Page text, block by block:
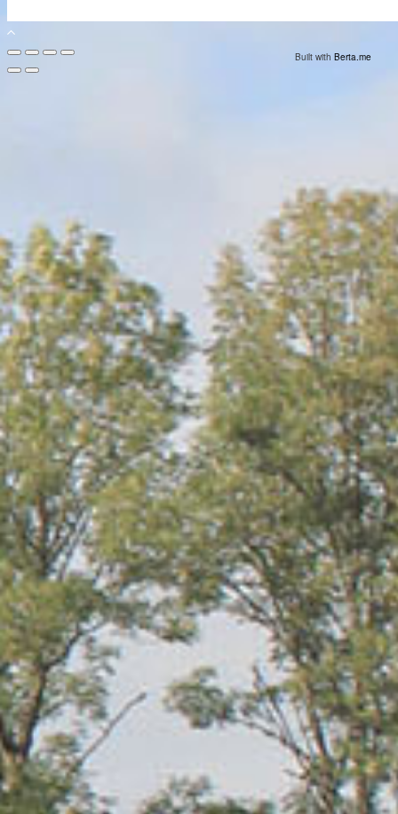
Built with Berta.me